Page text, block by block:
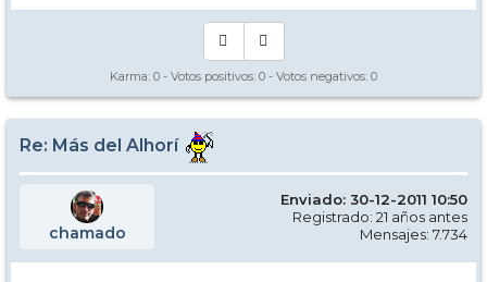
Karma: 0 - Votos positivos: 0 - Votos negativos: 0
Re: Más del Alhorí
chamado
Enviado: 30-12-2011 10:50
Registrado: 21 años antes
Mensajes: 7.734